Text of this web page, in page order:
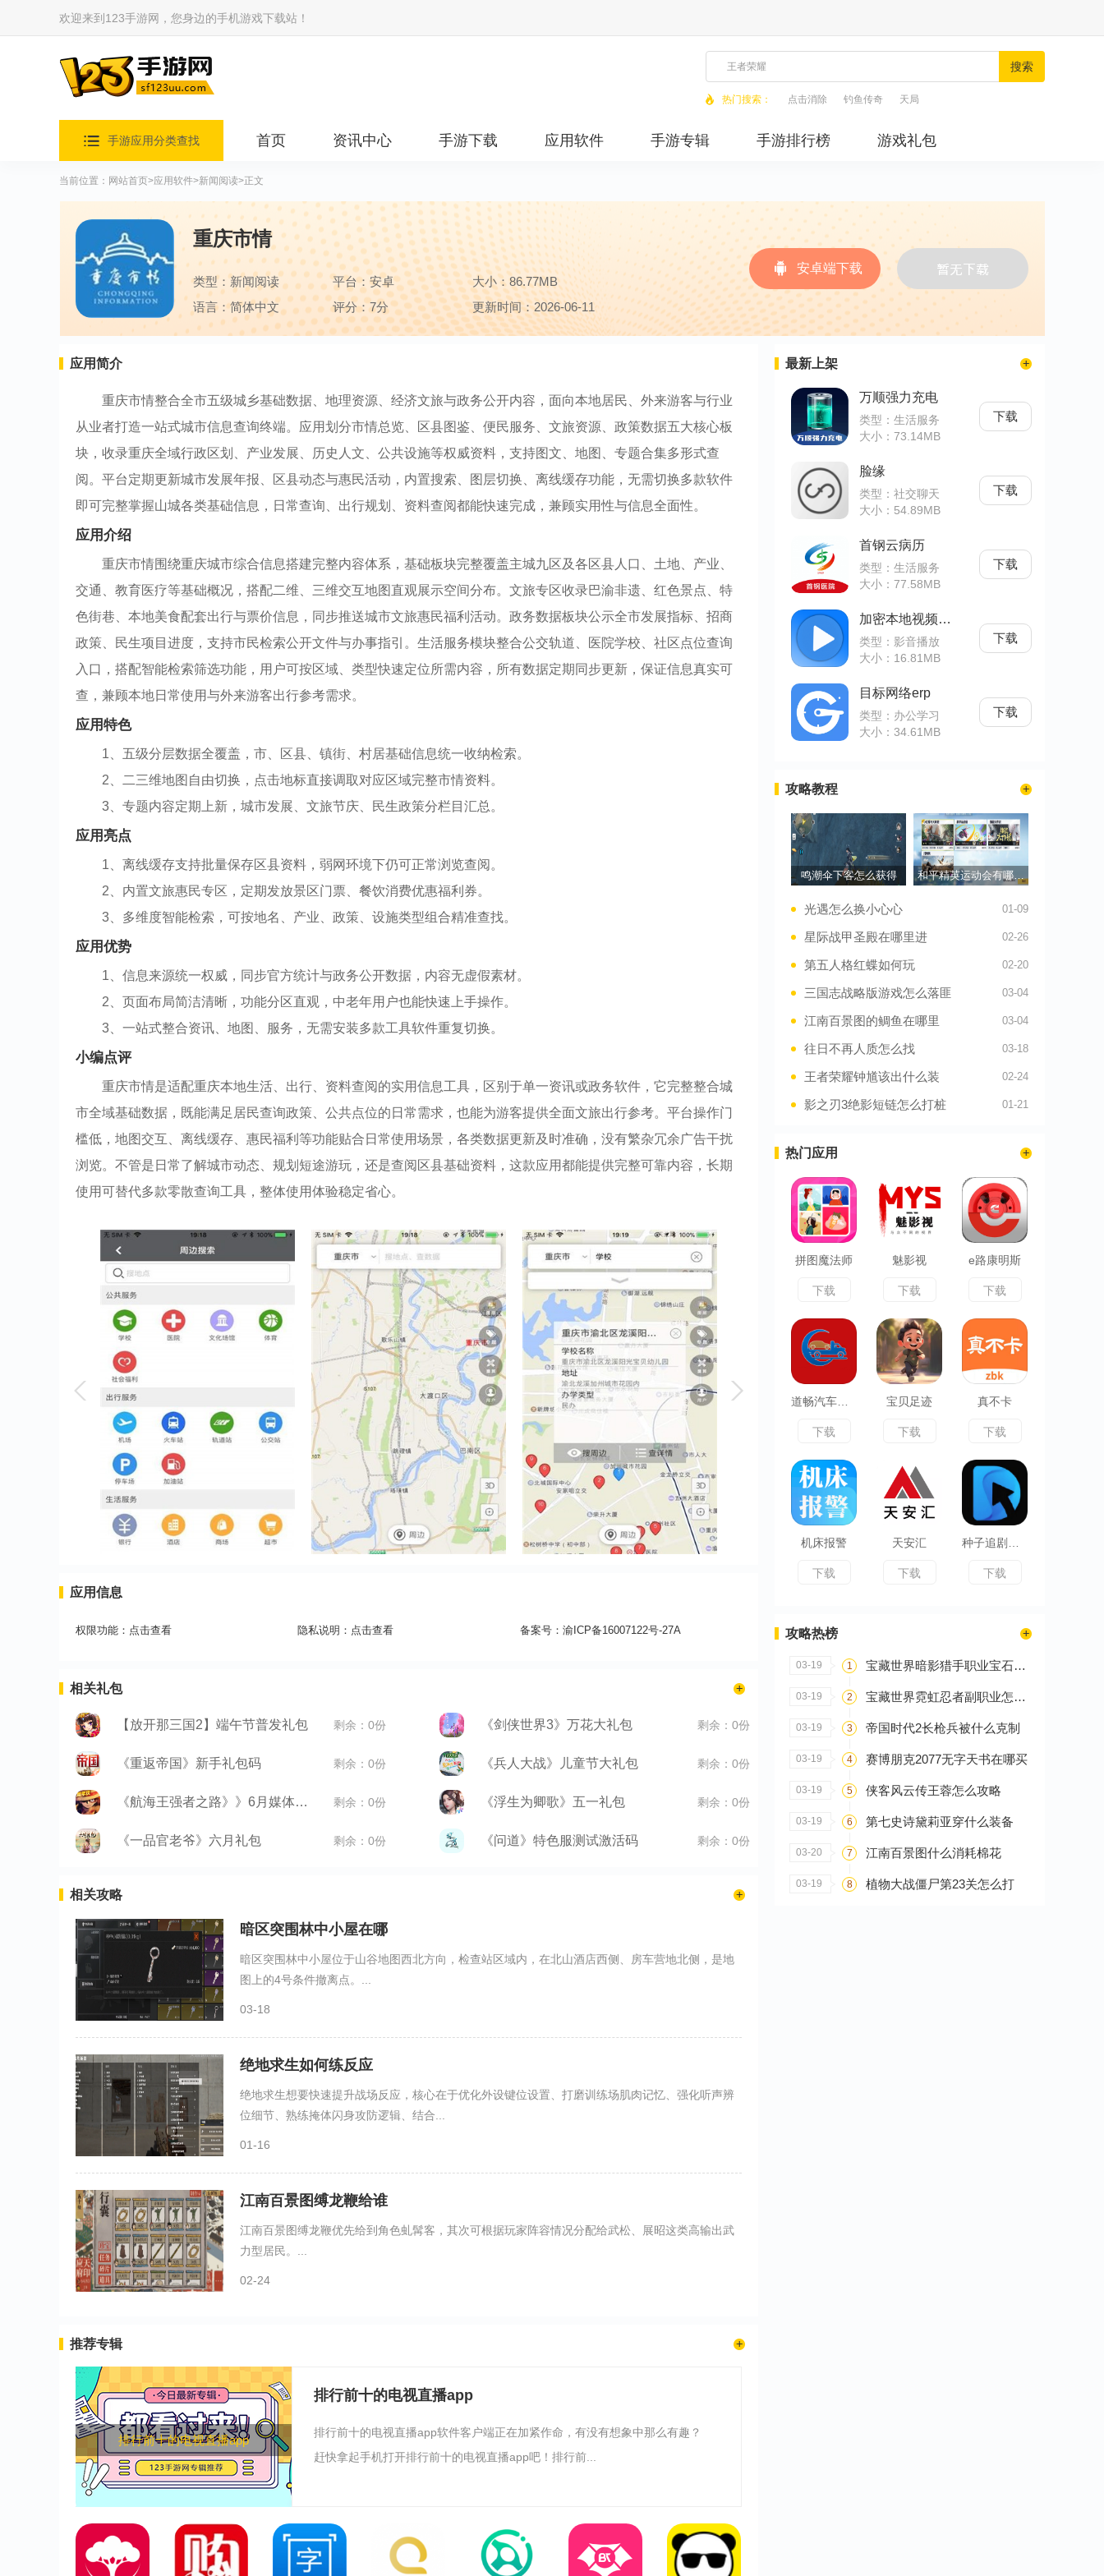
欢迎来到123手游网，您身边的手机游戏下载站！
搜索
热门搜索： 点击消除 钓鱼传奇 天局
手游应用分类查找 首页 资讯中心 手游下载 应用软件 手游专辑 手游排行榜 游戏礼包
当前位置： 网站首页>应用软件>新闻阅读>正文
重庆市情
类型：新闻阅读 平台：安卓
大小：86.77MB
语言：简体中文
评分：7分 更新时间：2026-06-11
安卓端下载
应用简介
重庆市情整合全市五级城乡基础数据、地理资源、经济文旅与政务公开内容，面向本地居民、外来游客与行业
从业者打造一站式城市信息查询终端。应用划分市情总览、区县图鉴、便民服务、文旅资源、政策数据五大核心板
块，收录重庆全域行政区划、产业发展、历史人文、公共设施等权威资料，支持图文、地图、专题合集多形式查
阅。平台定期更新城市发展年报、区县动态与惠民活动，内置搜索、图层切换、离线缓存功能，无需切换多款软件
即可完整掌握山城各类基础信息，日常查询、出行规划、资料查阅都能快速完成，兼顾实用性与信息全面性。
应用介绍
重庆市情围绕重庆城市综合信息搭建完整内容体系，基础板块完整覆盖主城九区及各区县人口、土地、产业、
交通、教育医疗等基础概况，搭配二维、三维交互地图直观展示空间分布。文旅专区收录巴渝非遗、红色景点、特
色街巷、本地美食配套出行与票价信息，同步推送城市文旅惠民福利活动。政务数据板块公示全市发展指标、招商
政策、民生项目进度，支持市民检索公开文件与办事指引。生活服务模块整合公交轨道、医院学校、社区点位查询
入口，搭配智能检索筛选功能，用户可按区域、类型快速定位所需内容，所有数据定期同步更新，保证信息真实可
查，兼顾本地日常使用与外来游客出行参考需求。
应用特色
1、五级分层数据全覆盖，市、区县、镇街、村居基础信息统一收纳检索。
2、二三维地图自由切换，点击地标直接调取对应区域完整市情资料。
3、专题内容定期上新，城市发展、文旅节庆、民生政策分栏目汇总。
应用亮点
1、离线缓存支持批量保存区县资料，弱网环境下仍可正常浏览查阅。
2、内置文旅惠民专区，定期发放景区门票、餐饮消费优惠福利券。
3、多维度智能检索，可按地名、产业、政策、设施类型组合精准查找。
应用优势
1、信息来源统一权威，同步官方统计与政务公开数据，内容无虚假素材。
2、页面布局简洁清晰，功能分区直观，中老年用户也能快速上手操作。
3、一站式整合资讯、地图、服务，无需安装多款工具软件重复切换。
小编点评
重庆市情是适配重庆本地生活、出行、资料查阅的实用信息工具，区别于单一资讯或政务软件，它完整整合城
市全域基础数据，既能满足居民查询政策、公共点位的日常需求，也能为游客提供全面文旅出行参考。平台操作门
槛低，地图交互、离线缓存、惠民福利等功能贴合日常使用场景，各类数据更新及时准确，没有繁杂冗余广告干扰
浏览。不管是日常了解城市动态、规划短途游玩，还是查阅区县基础资料，这款应用都能提供完整可靠内容，长期
使用可替代多款零散查询工具，整体使用体验稳定省心。
应用信息
权限功能： 点击查看 隐私说明： 点击查看 备案号： 渝ICP备16007122号-27A
相关礼包
【放开那三国2】端午节普发礼包 剩余：0份 《剑侠世界3》万花大礼包 剩余：0份
《重返帝国》新手礼包码 剩余：0份 《兵人大战》儿童节大礼包 剩余：0份
《航海王强者之路》》6月媒体礼包 剩余：0份 《浮生为卿歌》五一礼包 剩余：0份
《一品官老爷》六月礼包 剩余：0份 《问道》特色服测试激活码 剩余：0份
相关攻略
暗区突围林中小屋在哪
暗区突围林中小屋位于山谷地图西北方向，检查站区域内，在北山酒店西侧、房车营地北侧，是地
图上的4号条件撤离点。...
03-18
绝地求生如何练反应
绝地求生想要快速提升战场反应，核心在于优化外设键位设置、打磨训练场肌肉记忆、强化听声辨
位细节、熟练掩体闪身攻防逻辑、结合...
01-16
江南百景图缚龙鞭给谁
江南百景图缚龙鞭优先给到角色虬髯客，其次可根据玩家阵容情况分配给武松、展昭这类高输出武
力型居民。...
02-24
推荐专辑
排行前十的电视直播app
排行前十的电视直播app
排行前十的电视直播app软件客户端正在加紧作命，有没有想象中那么有趣？
赶快拿起手机打开排行前十的电视直播app吧！排行前...
最新上架
万顺强力充电
类型：生活服务
大小：73.14MB
下载
脸缘
类型：社交聊天
大小：54.89MB
下载
首钢云病历
类型：生活服务
大小：77.58MB
下载
加密本地视频播放器
类型：影音播放
大小：16.81MB
下载
目标网络erp
类型：办公学习
大小：34.61MB
下载
攻略教程
鸣潮伞下客怎么获得 和平精英运动会有哪些模式
光遇怎么换小心心 01-09
星际战甲圣殿在哪里进 02-26
第五人格红蝶如何玩 02-20
三国志战略版游戏怎么落匪 03-04
江南百景图的鲷鱼在哪里 03-04
往日不再人质怎么找 03-18
王者荣耀钟馗该出什么装 02-24
影之刃3绝影短链怎么打桩 01-21
热门应用
拼图魔法师
下载
魅影视
下载
e路康明斯
下载
下载
宝贝足迹
下载
真不卡
下载
机床报警
下载
天安汇
下载 下载
攻略热榜
03-19 1 宝藏世界暗影猎手职业宝石怎么搭配
03-19 2 宝藏世界霓虹忍者副职业怎么选
03-19 3 帝国时代2长枪兵被什么克制
03-19 4 赛博朋克2077无字天书在哪买
03-19 5 侠客风云传王蓉怎么攻略
03-19 6 第七史诗黛莉亚穿什么装备
03-20 7 江南百景图什么消耗棉花
03-19 8 植物大战僵尸第23关怎么打